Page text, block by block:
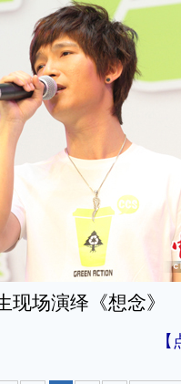
现场演绎《想念》